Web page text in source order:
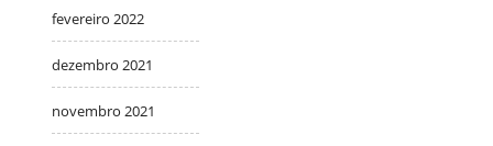
fevereiro 2022
dezembro 2021
novembro 2021